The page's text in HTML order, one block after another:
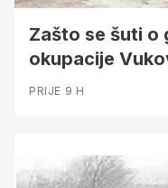
Zašto se šuti o
okupacije
PRIJE 9 H